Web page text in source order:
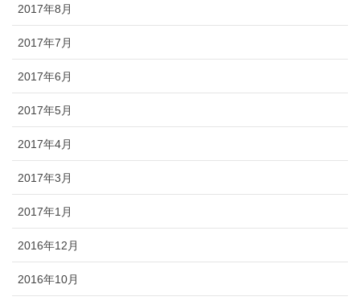
2017年8月
2017年7月
2017年6月
2017年5月
2017年4月
2017年3月
2017年1月
2016年12月
2016年10月